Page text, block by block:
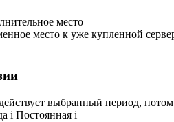
место
место к уже купленной
выбранный период, потом
i Постоянная i